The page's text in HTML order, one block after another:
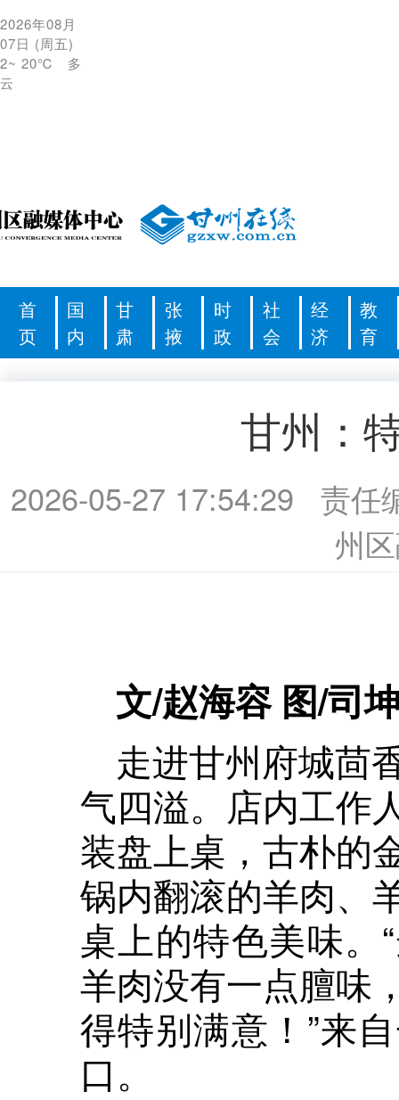
2026年08月
07日 (周五)
2~ 20℃
多
云
首
页
国
内
甘
肃
张
掖
时
政
社
会
经
济
教
育
甘州：
2026-05-27 17:54:29
责任
州
文/赵海容 图/司
走进甘州府城茴
气四溢。店内工作
装盘上桌，古朴的
锅内翻滚的羊肉、
桌上的特色美味。
羊肉没有一点膻味
得特别满意！”来
口。